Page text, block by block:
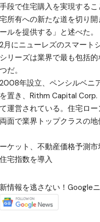
段で住宅購入を実現する
所有への新たな道を切り
ルを提供する」と述べた。
月にニューレズのスマート
リーズは業界で最も包括
だ。
年設立、ペンシルベニ
置き、Rithm Capital Corp.
運営されている。住宅ロ
面で業界トップクラスの
ケット、不動産価格予測
宅指数を導入
情報を逃さない！Google